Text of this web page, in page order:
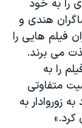
را به خود
هندی و
فیلم هایی را
می برند.
را به
متفاوتی
زوروادار به